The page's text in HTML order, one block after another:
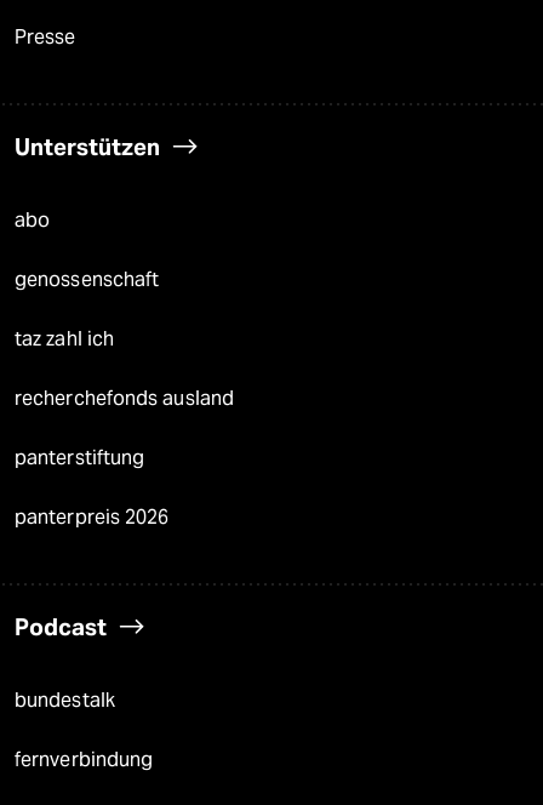
Presse
Unterstützen
abo
genossenschaft
taz zahl ich
recherchefonds ausland
panterstiftung
panterpreis 2026
Podcast
bundestalk
fernverbindung